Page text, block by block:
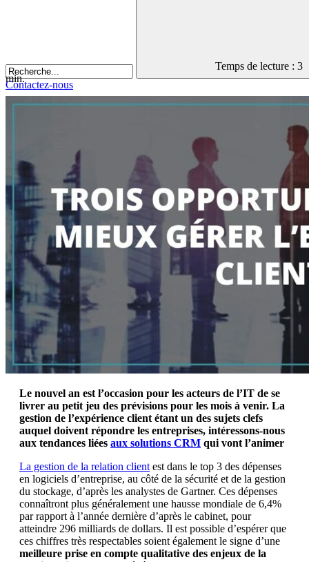
Contactez-nous
Temps de lecture : 3
min.
Le nouvel an est l’occasion pour les acteurs de l’IT de se
livrer au petit jeu des prévisions pour les mois à venir. La
gestion de l’expérience client étant un des sujets clefs
auquel doivent répondre les entreprises, intéressons-nous
aux tendances liées aux solutions CRM qui vont l’animer
La gestion de la relation client est dans le top 3 des dépenses
en logiciels d’entreprise, au côté de la sécurité et de la gestion
du stockage, d’après les analystes de Gartner. Ces dépenses
connaîtront plus généralement une hausse mondiale de 6,4%
par rapport à l’année dernière d’après le cabinet, pour
atteindre 296 milliards de dollars. Il est possible d’espérer que
ces chiffres très respectables soient également le signe d’une
meilleure prise en compte qualitative des enjeux de la